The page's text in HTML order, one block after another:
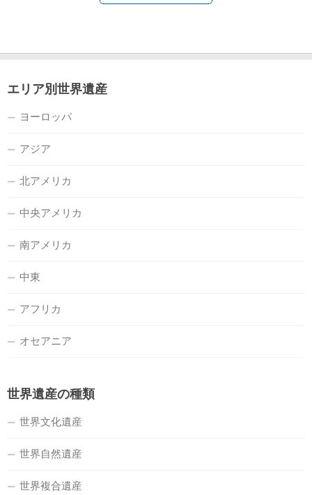
エリア別世界遺産
ヨーロッパ
アジア
北アメリカ
中央アメリカ
南アメリカ
中東
アフリカ
オセアニア
世界遺産の種類
世界文化遺産
世界自然遺産
世界複合遺産